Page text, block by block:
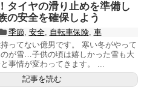
タイヤの滑り止めを準備し
の安全を確保しよう
季節, 安全, 自転車保険, 車
ってない億男です。 寒い冬がやって
のが雪…子供の頃は嬉しかった雪も大
事情が変わってきます。 ...
記事を読む